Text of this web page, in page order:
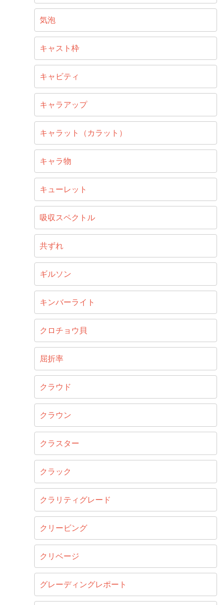
気泡
キャスト枠
キャビティ
キャラアップ
キャラット（カラット）
キャラ物
キューレット
吸収スペクトル
共ずれ
ギルソン
キンバーライト
クロチョウ貝
屈折率
クラウド
クラウン
クラスター
クラック
クラリティグレード
クリービング
クリベージ
グレーディングレポート